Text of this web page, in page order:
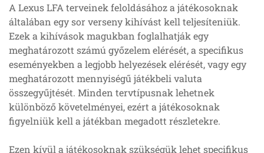
A Lexus LFA terveinek feloldásához a játékosoknak
általában egy sor verseny kihívást kell teljesíteniük.
Ezek a kihívások magukban foglalhatják egy
meghatározott számú győzelem elérését, a specifikus
eseményekben a legjobb helyezések elérését, vagy egy
meghatározott mennyiségű játékbeli valuta
összegyűjtését. Minden tervtípusnak lehetnek
különböző követelményei, ezért a játékosoknak
figyelniük kell a játékban megadott részletekre.
Ezen kívül a játékosoknak szükségük lehet specifikus